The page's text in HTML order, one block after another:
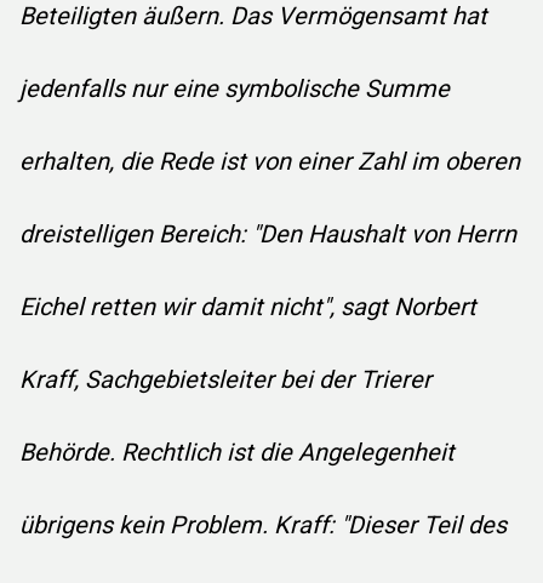
Beteiligten äußern. Das Vermögensamt hat
jedenfalls nur eine symbolische Summe
erhalten, die Rede ist von einer Zahl im oberen
dreistelligen Bereich: "Den Haushalt von Herrn
Eichel retten wir damit nicht", sagt Norbert
Kraff, Sachgebietsleiter bei der Trierer
Behörde. Rechtlich ist die Angelegenheit
übrigens kein Problem. Kraff: "Dieser Teil des